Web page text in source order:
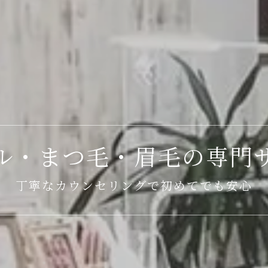
・まつ毛・眉毛の専門
丁寧なカウンセリングで初めてでも安心